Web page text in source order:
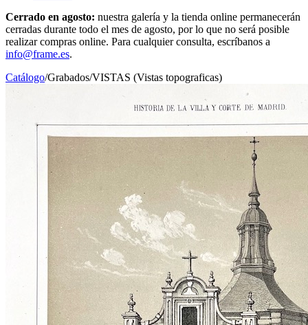
Cerrado en agosto: nuestra galería y la tienda online permanecerán
cerradas durante todo el mes de agosto, por lo que no será posible
realizar compras online. Para cualquier consulta, escríbanos a
info@frame.es.
Catálogo/Grabados/VISTAS (Vistas topograficas)